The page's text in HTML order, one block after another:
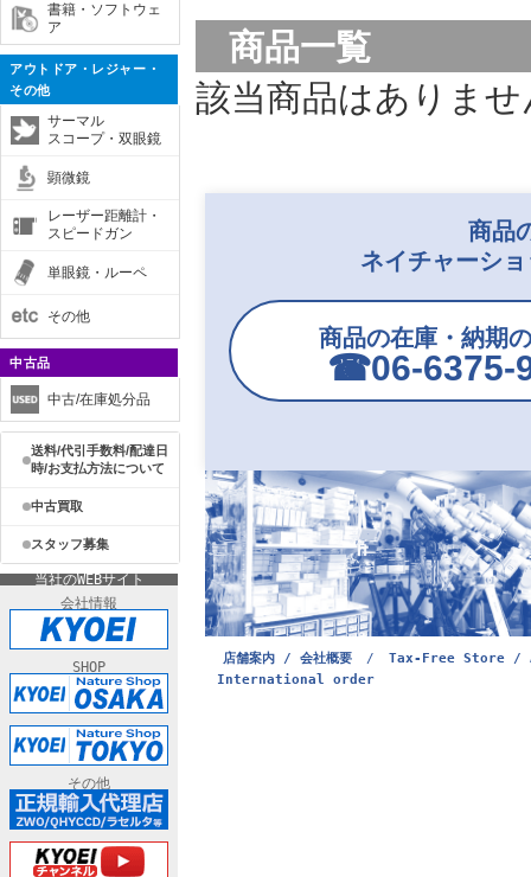
書籍・ソフトウェ
ア
アウトドア・レジャー・
その他
サーマル
スコープ・双眼鏡
顕微鏡
レーザー距離計・
スピードガン
単眼鏡・ルーペ
その他
中古品
中古/在庫処分品
送料/代引手数料/配達日
時/お支払方法について
中古買取
スタッフ募集
当社のWEBサイト
会社情報
SHOP
その他
商品一覧
該当商品はありませ
商品
ネイチャーシ
商品の在庫・納期
☎︎06-6375-
店舗案内 / 会社概要 /
Tax-Free Store /
International order